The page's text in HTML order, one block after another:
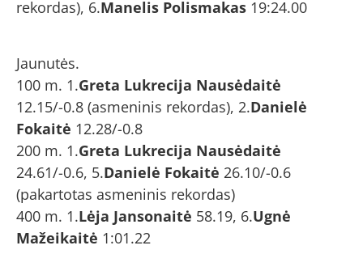
rekordas), 6.Manelis Polismakas 19:24.00
Jaunutės.
100 m. 1.Greta Lukrecija Nausėdaitė
12.15/-0.8 (asmeninis rekordas), 2.Danielė
Fokaitė 12.28/-0.8
200 m. 1.Greta Lukrecija Nausėdaitė
24.61/-0.6, 5.Danielė Fokaitė 26.10/-0.6
(pakartotas asmeninis rekordas)
400 m. 1.Lėja Jansonaitė 58.19, 6.Ugnė
Mažeikaitė 1:01.22